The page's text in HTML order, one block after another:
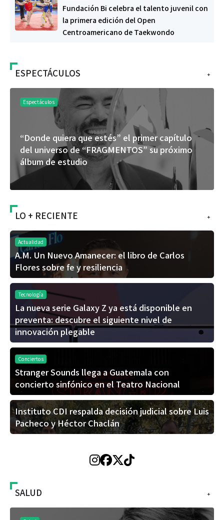
Fundación Bi celebra el talento juvenil con
la primera edición del Open
Centroamericano de Taekwondo
+
ESPECTÁCULOS
Espectáculos
“Donde quiera que estés” el primer capítulo
del universo de “FRAGMENTOS” su próximo
álbum de estudio
+
LO + RECIENTE
Actualidad
A.M. Un Nuevo Amanecer: el libro de Carlos
Flores sobre fe y resiliencia
Tecnología
La nueva serie Galaxy Z ya está disponible en
preventa: descubre el siguiente nivel de
innovación plegable
Conciertos
Stranger Sounds llega a Guatemala con
concierto sinfónico en el Teatro Nacional
Instituto CDI respalda decisión judicial sobre Luis
Pacheco y Héctor Chaclán
+
SALUD